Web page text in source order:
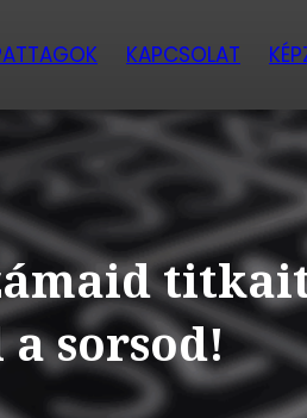
KAPCSOLAT
sorsod!